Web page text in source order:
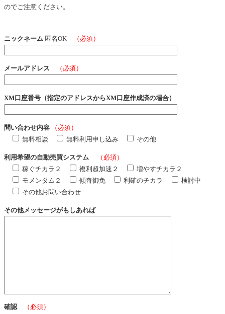
のでご注意ください。
ニックネーム 匿名OK （必須）
メールアドレス （必須）
XM口座番号（指定のアドレスからXM口座作成済の場合）
問い合わせ内容
（必須）
無料相談
無料利用申し込み その他
利用希望の自動売買システム
（必須）
稼ぐチカラ２
複利超加速２
増やすチカラ２
モメンタム２
傾奇御免 利確のチカラ
検討中
その他お問い合わせ
その他メッセージがもしあれば
確認
（必須）